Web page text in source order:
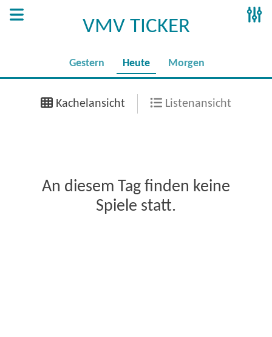
VMV TICKER
Gestern Heute Morgen
Kachelansicht Listenansicht
An diesem Tag finden keine
Spiele statt.